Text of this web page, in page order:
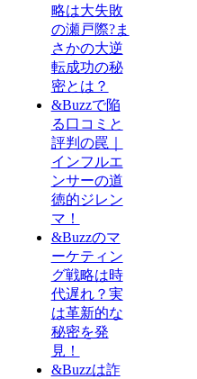
略は大失敗
の瀬戸際?ま
さかの大逆
転成功の秘
密とは？
&Buzzで陥
る口コミと
評判の罠｜
インフルエ
ンサーの道
徳的ジレン
マ！
&Buzzのマ
ーケティン
グ戦略は時
代遅れ？実
は革新的な
秘密を発
見！
&Buzzは詐